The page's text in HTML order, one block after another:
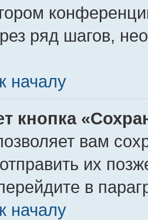
ряд шагов,
началу
кнопка
вам
их
в
началу